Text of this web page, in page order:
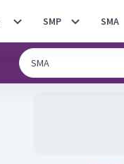
SMP SMA